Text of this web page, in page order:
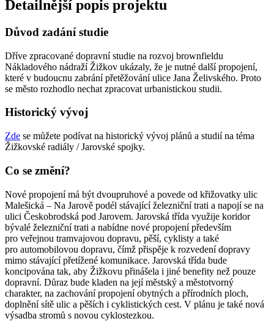
Detailnější popis projektu
Důvod zadání studie
Dříve zpracované dopravní studie na rozvoj brownfieldu
Nákladového nádraží Žižkov ukázaly, že je nutné další propojení,
které v budoucnu zabrání přetěžování ulice Jana Želivského. Proto
se město rozhodlo nechat zpracovat urbanistickou studii.
Historický vývoj
Zde se můžete podívat na historický vývoj plánů a studií na téma
Žižkovské radiály / Jarovské spojky.
Co se změní?
Nové propojení má být dvoupruhové a povede od křižovatky ulic
Malešická – Na Jarově podél stávající železniční trati a napojí se na
ulici Českobrodská pod Jarovem. Jarovská třída využije koridor
bývalé železniční trati a nabídne nové propojení především
pro veřejnou tramvajovou dopravu, pěší, cyklisty a také
pro automobilovou dopravu, čímž přispěje k rozvedení dopravy
mimo stávající přetížené komunikace. Jarovská třída bude
koncipována tak, aby Žižkovu přinášela i jiné benefity než pouze
dopravní. Důraz bude kladen na její městský a městotvorný
charakter, na zachování propojení obytných a přírodních ploch,
doplnění sítě ulic a pěších i cyklistických cest. V plánu je také nová
výsadba stromů s novou cyklostezkou.